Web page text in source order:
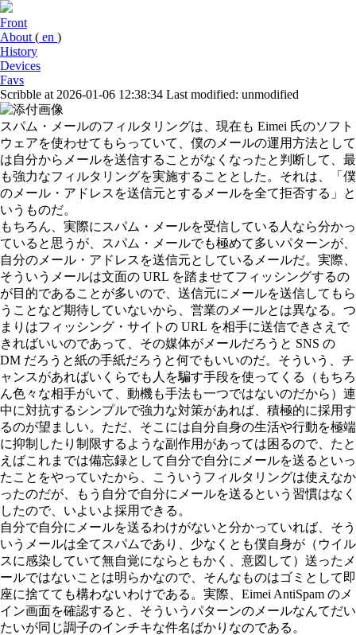
Front
About ( en )
History
Devices
Favs
Scribble at 2026-01-06 12:38:34 Last modified: unmodified
スパム・メールのフィルタリングは、現在も Eimei 氏のソフト
ウェアを使わせてもらっていて、僕のメールの運用方法として
は自分からメールを送信することがなくなったと判断して、最
も強力なフィルタリングを実施することとした。それは、「僕
のメール・アドレスを送信元とするメールを全て拒否する」と
いうものだ。
もちろん、実際にスパム・メールを受信している人なら分かっ
ていると思うが、スパム・メールでも極めて多いパターンが、
自分のメール・アドレスを送信元としているメールだ。実際、
そういうメールは文面の URL を踏ませてフィッシングするの
が目的であることが多いので、送信元にメールを送信してもら
うことなど期待していないから、営業のメールとは異なる。つ
まりはフィッシング・サイトの URL を相手に送信できさえで
きればいいのであって、その媒体がメールだろうと SNS の
DM だろうと紙の手紙だろうと何でもいいのだ。そういう、チ
ャンスがあればいくらでも人を騙す手段を使ってくる（もちろ
ん色々な相手がいて、動機も手法も一つではないのだから）連
中に対抗するシンプルで強力な対策があれば、積極的に採用す
るのが望ましい。ただ、そこには自分自身の生活や行動を極端
に抑制したり制限するような副作用があっては困るので、たと
えばこれまでは備忘録として自分で自分にメールを送るといっ
たことをやっていたから、こういうフィルタリングは使えなか
ったのだが、もう自分で自分にメールを送るという習慣はなく
したので、いよいよ採用できる。
自分で自分にメールを送るわけがないと分かっていれば、そう
いうメールは全てスパムであり、少なくとも僕自身が（ウイル
スに感染していて無自覚にならともかく、意図して）送ったメ
ールではないことは明らかなので、そんなものはゴミとして即
座に捨てても構わないわけである。実際、Eimei AntiSpam のメ
イン画面を確認すると、そういうパターンのメールなんてだい
たいが同じ調子のインチキな件名ばかりなのである。